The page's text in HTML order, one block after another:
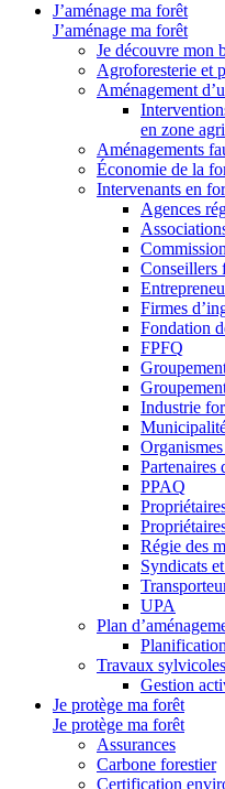
J’aménage ma forêt
J’aménage ma forêt
Je découvre mon
Agroforesterie et
Aménagement
en zone
Aménagements
Économie de la
Intervenants en
Agences
Conseillers
Firmes
Fondation
FPFQ
Industrie
Partenaires
PPAQ
Régie des
Syndicats
UPA
Plan
Travaux sylvicoles
Gestion
Je protège ma forêt
Je protège ma forêt
Assurances
Carbone forestier
Certification